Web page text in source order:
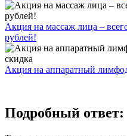
Акция на массаж лица –
рублей!
Акция на аппаратный
Подробный ответ: